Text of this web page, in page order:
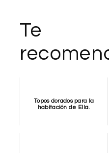
Te
Topos dorados para la
habitación de Ella.